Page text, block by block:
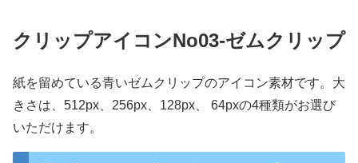
クリップアイコンNo03-ゼムクリップ
紙を留めている青いゼムクリップのアイコン素材です。大
きさは、512px、256px、128px、 64pxの4種類がお選び
いただけます。